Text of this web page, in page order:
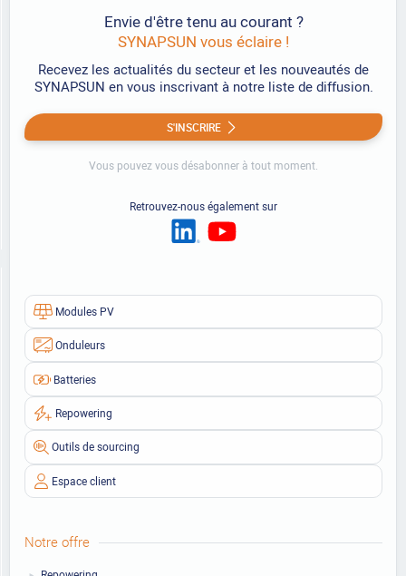
Modules PV
Onduleurs
Batteries
Repowering
Outils de sourcing
Espace client
Notre offre
Envie d'être tenu au courant ?
SYNAPSUN vous éclaire !
Recevez les actualités du secteur et les nouveautés de
SYNAPSUN en vous inscrivant à notre liste de diffusion.
S'INSCRIRE
Vous pouvez vous désabonner à tout moment.
Retrouvez-nous également sur